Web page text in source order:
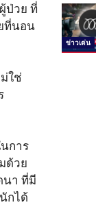
ป่วย ที่
ที่นอน
ใช่
การ
ด้วย
นา ที่มี
กได้
ข่าวเด่น